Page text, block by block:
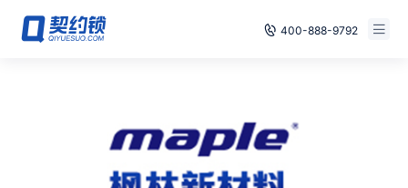
400-888-9792
已有账号，登录